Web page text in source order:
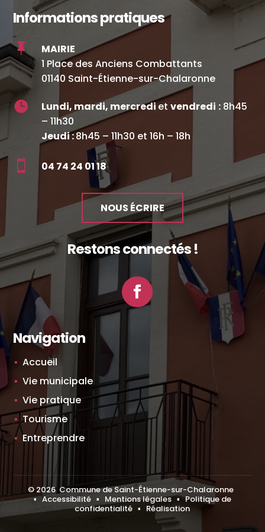
Informations pratiques

MAIRIE
1 Place des Anciens Combattants
01140 Saint-Étienne-sur-Chalaronne
 Lundi, mardi, mercrediet vendredi :8h45
– 11h30
Jeudi :8h45 – 11h30 et 16h – 18h
 04 74 24 01 18
NOUS ÉCRIRE
Restons connectés !
Facebook
Navigation
Accueil
Vie municipale
Vie pratique
Tourisme
Entreprendre
©2026Commune de Saint-Étienne-sur-Chalaronne
▪Accessibilité▪ Mentions légales▪Politique de
confidentialité ▪ Réalisation